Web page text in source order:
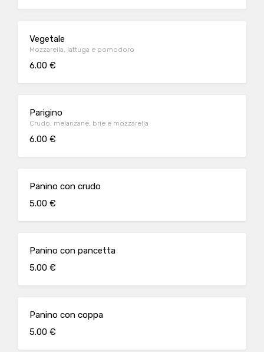
Vegetale
Mozzarella, lattuga e pomodoro
6.00 €
Parigino
Crudo, melanzane, brie e mozzarella
6.00 €
Panino con crudo
5.00 €
Panino con pancetta
5.00 €
Panino con coppa
5.00 €